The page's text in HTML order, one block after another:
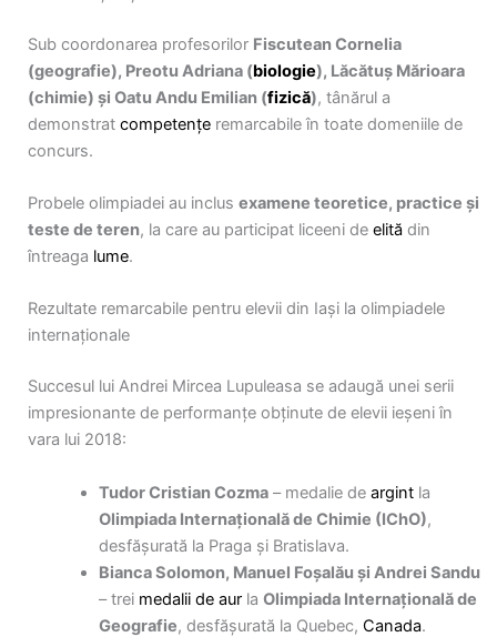
Sub coordonarea profesorilor Fiscutean Cornelia
(geografie), Preotu Adriana (biologie), Lăcătuș Mărioara
(chimie) și Oatu Andu Emilian (fizică), tânărul a
demonstrat competențe remarcabile în toate domeniile de
concurs.
Probele olimpiadei au inclus examene teoretice, practice și
teste de teren, la care au participat liceeni de elită din
întreaga lume.
Rezultate remarcabile pentru elevii din Iași la olimpiadele
internaționale
Succesul lui Andrei Mircea Lupuleasa se adaugă unei serii
impresionante de performanțe obținute de elevii ieșeni în
vara lui 2018:
Tudor Cristian Cozma– medalie de argintla
Olimpiada Internațională de Chimie (IChO),
desfășurată la Praga și Bratislava.
Bianca Solomon, Manuel Foșalău și Andrei Sandu
– trei medalii de aurla Olimpiada Internațională de
Geografie, desfășurată la Quebec, Canada.